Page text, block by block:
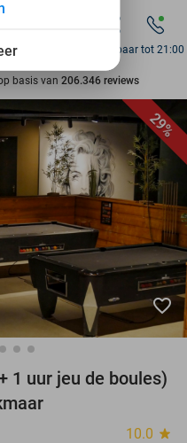
beschikbaar
leden
basis van 206.346 reviews
deals
beschikbaar
leden
Bereikbaar tot 21:00
29%
favorite_border
1 uur jeu de boules)
10.0 star